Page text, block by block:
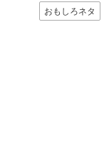
おもしろネタ